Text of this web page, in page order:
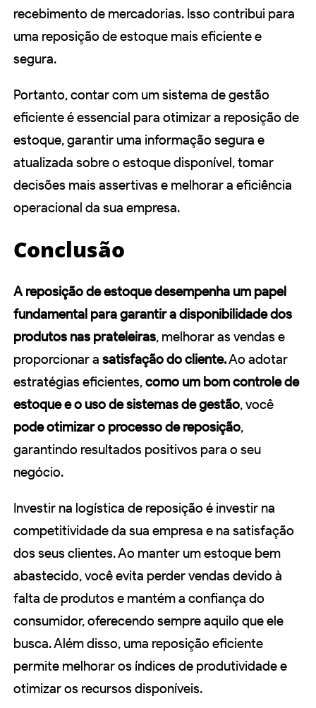
recebimento de mercadorias. Isso contribui para
uma reposição de estoque mais eficiente e
segura.
Portanto, contar com um sistema de gestão
eficiente é essencial para otimizar a reposição de
estoque, garantir uma informação segura e
atualizada sobre o estoque disponível, tomar
decisões mais assertivas e melhorar a eficiência
operacional da sua empresa.
Conclusão
A reposição de estoque desempenha um papel
fundamental para garantir a disponibilidade dos
produtos nas prateleiras, melhorar as vendas e
proporcionar a satisfação do cliente.Ao adotar
estratégias eficientes,como um bom controle de
estoque e o uso de sistemas de gestão, você
pode otimizar o processo de reposição,
garantindo resultados positivos para o seu
negócio.
Investir na logística de reposição é investir na
competitividade da sua empresa e na satisfação
dos seus clientes. Ao manter um estoque bem
abastecido, você evita perder vendas devido à
falta de produtos e mantém a confiança do
consumidor, oferecendo sempre aquilo que ele
busca. Além disso, uma reposição eficiente
permite melhorar os índices de produtividade e
otimizar os recursos disponíveis.